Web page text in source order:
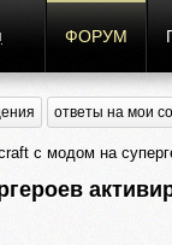
ФОРУМ
ответы на мои
с модом на